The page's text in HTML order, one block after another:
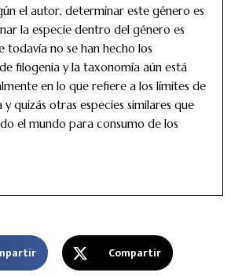
el autor, determinar este género es
la especie dentro del género es
todavía no se han hecho los
filogenia y la taxonomía aún está
en lo que refiere a los límites de
quizás otras especies similares que
el mundo para consumo de los
Compartir